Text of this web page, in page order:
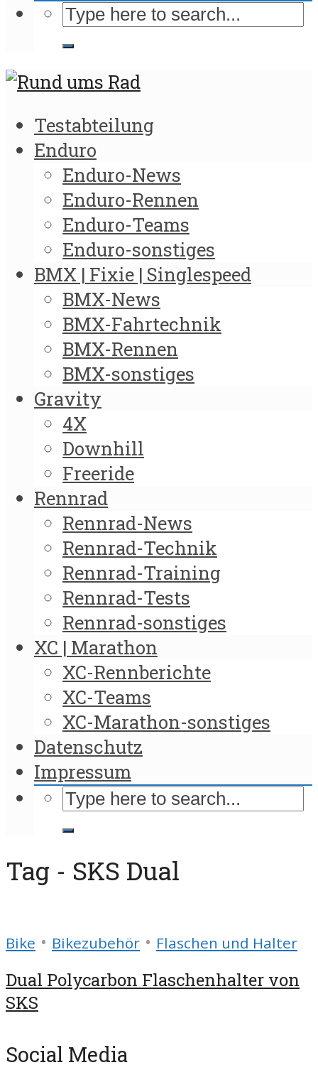
Testabteilung
Enduro
Enduro-News
Enduro-Rennen
Enduro-Teams
Enduro-sonstiges
BMX | Fixie | Singlespeed
BMX-News
BMX-Fahrtechnik
BMX-Rennen
BMX-sonstiges
Gravity
4X
Downhill
Freeride
Rennrad
Rennrad-News
Rennrad-Technik
Rennrad-Training
Rennrad-Tests
Rennrad-sonstiges
XC | Marathon
XC-Rennberichte
XC-Teams
XC-Marathon-sonstiges
Datenschutz
Impressum
Tag - SKS Dual
Bike • Bikezubehör • Flaschen und Halter
Dual Polycarbon Flaschenhalter von
SKS
Social Media